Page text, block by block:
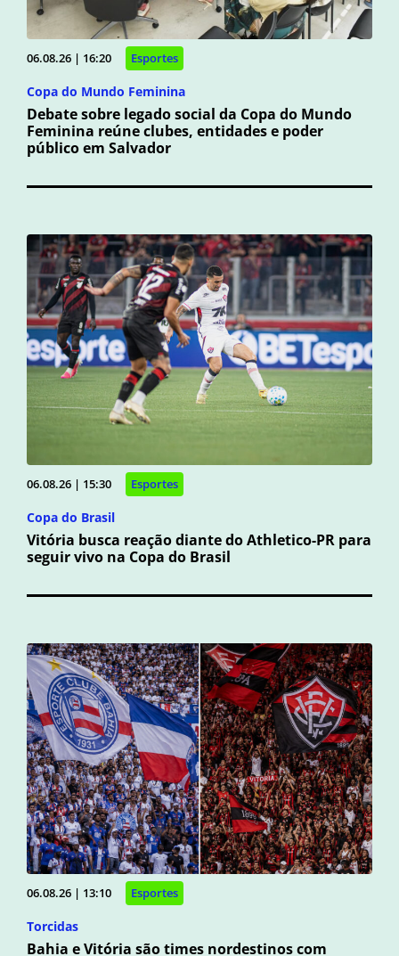
06.08.26 | 16:20 Esportes
Copa do Mundo Feminina
Debate sobre legado social da Copa do Mundo
Feminina reúne clubes, entidades e poder
público em Salvador
06.08.26 | 15:30 Esportes
Copa do Brasil
Vitória busca reação diante do Athletico-PR para
seguir vivo na Copa do Brasil
06.08.26 | 13:10 Esportes
Torcidas
Bahia e Vitória são times nordestinos com